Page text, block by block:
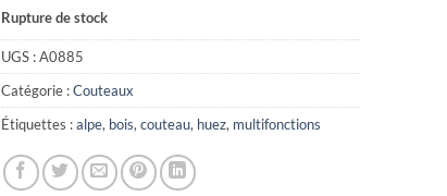
Rupture de stock
UGS :A0885
Catégorie :Couteaux
Étiquettes :alpe, bois,couteau, huez, multifonctions